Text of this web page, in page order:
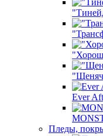
Ever
Пледы,